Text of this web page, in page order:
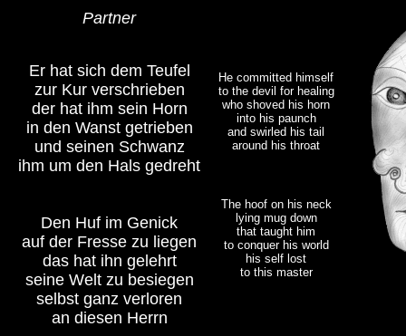
Partner
Er hat sich dem Teufel
zur Kur verschrieben
der hat ihm sein Horn
in den Wanst getrieben
und seinen Schwanz
ihm um den Hals gedreht
Den Huf im Genick
auf der Fresse zu liegen
das hat ihn gelehrt
seine Welt zu besiegen
selbst ganz verloren
an diesen Herrn
He committed himself
to the devil for healing
who shoved his horn
into his paunch
and swirled his tail
around his throat
The hoof on his neck
lying mug down
that taught him
to conquer his world
his self lost
to this master